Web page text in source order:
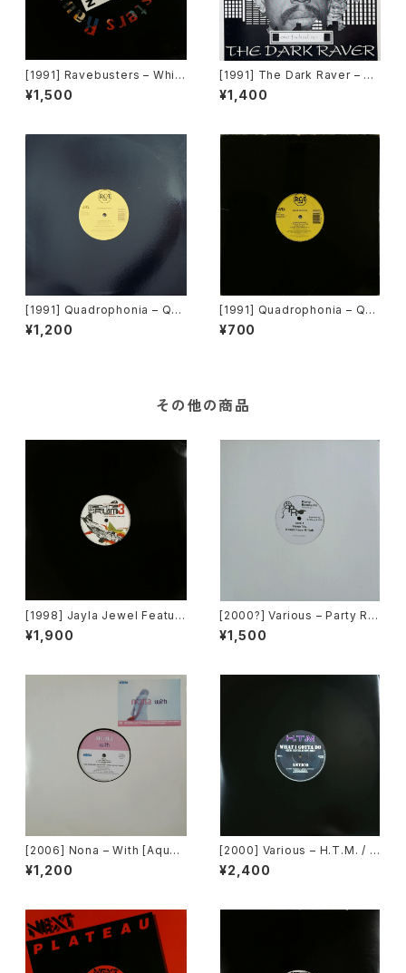
[1991] Ravebusters – Whit
e Zone [Dance Opera]
¥1,500
[1991] The Dark Raver – On
e Fucked Up… [Dance Inte
rnational Records]
¥1,400
[1991] Quadrophonia – Qua
drophonia [ARS]
¥1,200
[1991] Quadrophonia – Qua
drophonia [ARS][在庫B]
¥700
その他の商品
[1998] Jayla Jewel Featuri
ng Grand Puba – I Like Wh
at U Do To Me (Remix) [Str
¥1,900
[2000?] Various – Party Re
mixers Volume 5 [OPR]
¥1,500
[2006] Nona – With [Aqua]
[PROMO]
¥1,200
[2000] Various – H.T.M. / B
ack To "Disco" Request 0
0.00.13 [Avex Trax]
¥2,400